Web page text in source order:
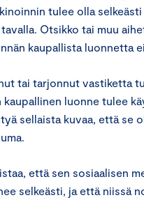
tulee olla
Otsikko tai muu
kaupallista luonnetta
tai tarjonnut vastiketta
luonne tulee
sellaista kuvaa, että se
että sen sosiaalisen
selkeästi, ja että niissä